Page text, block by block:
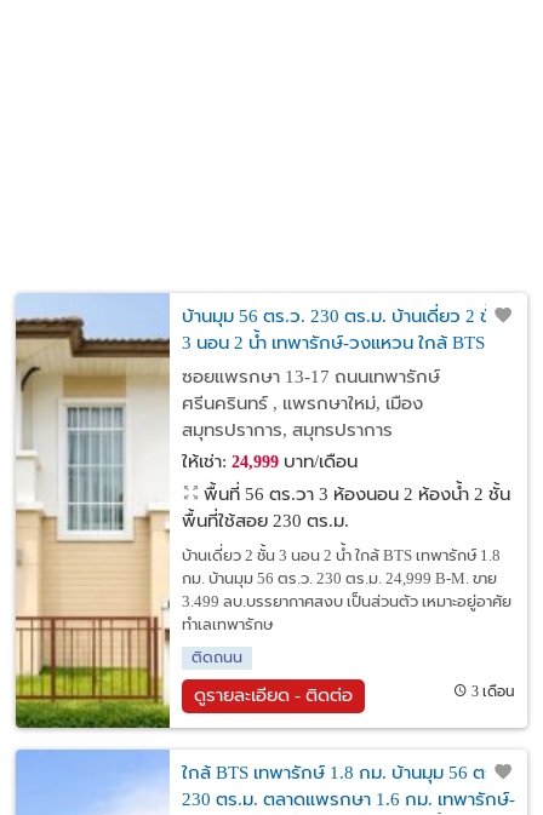
บ้านมุม 56 ตร.ว. 230 ตร.ม. บ้านเดี่ยว 2 ชั้น
3 นอน 2 น้ำ เทพารักษ์-วงแหวน ใกล้ BTS
เทพารักษ์ 1.8 กม. ตลาดแพรกษา 1.6 กม.
ซอยแพรกษา 13-17 ถนนเทพารักษ์
ศรีนครินทร์ , แพรกษาใหม่, เมือง
สมุทรปราการ, สมุทรปราการ
ให้เช่า: 24,999บาท/เดือน
พื้นที่ 56 ตร.วา 3 ห้องนอน 2 ห้องน้ำ 2 ชั้น
พื้นที่ใช้สอย 230 ตร.ม.
บ้านเดี่ยว 2 ชั้น 3 นอน 2 น้ำ ใกล้ BTS เทพารักษ์ 1.8
กม. บ้านมุม 56 ตร.ว. 230 ตร.ม. 24,999 B-M. ขาย
3.499 ลบ.บรรยากาศสงบ เป็นส่วนตัว เหมาะอยู่อาศัย
ทำเลเทพารักษ
ติดถนน
ดูรายละเอียด - ติดต่อ 3 เดือน
ใกล้ BTS เทพารักษ์ 1.8 กม. บ้านมุม 56 ตร.ว.
230 ตร.ม. ตลาดแพรกษา 1.6 กม. เทพารักษ์-